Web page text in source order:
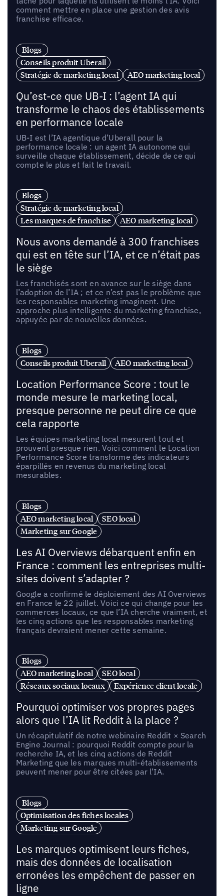
comment mettre en place une gestion des avis
franchise efficace.
Blogs
Conseils produit Uberall
Stratégie de marketing local
AEO marketing local
Qu’est-ce que UB-I : l’agent IA qui
transforme le chaos des établissements
en performance locale
UB-I est l’IA agentique d’Uberall pour la
performance locale : un agent IA autonome qui
surveille chaque établissement, décide de ce qui
compte le plus et fait le travail.
Blogs
Stratégie de marketing local
Les marques de franchise
AEO marketing local
Nous avons demandé à 300 franchises
qui est en tête sur l’IA, et ce n’était pas
le siège
Les franchisés sont en avance sur le siège dans
l’adoption de l’IA ; et ce n’est pas le problème que
les responsables marketing imaginent. Une
approche plus intelligente du marketing franchise,
appuyée par de nouvelles données.
Blogs
Conseils produit Uberall
AEO marketing local
Location Performance Score : tout le
monde mesure le marketing local,
presque personne ne peut dire ce que
cela rapporte
Les équipes marketing local mesurent tout et
prouvent presque rien. Voici comment le Location
Performance Score transforme des indicateurs
éparpillés en revenus du marketing local
mesurables.
Blogs
AEO marketing local
SEO local
Marketing sur Google
Les AI Overviews débarquent enfin en
France : comment les entreprises multi-
sites doivent s’adapter ?
Google a confirmé le déploiement des AI Overviews
en France le 22 juillet. Voici ce qui change pour les
commerces locaux, ce que l’IA cherche vraiment, et
les cinq actions que les responsables marketing
français devraient mener cette semaine.
Blogs
AEO marketing local
SEO local
Réseaux sociaux locaux
Expérience client locale
Pourquoi optimiser vos propres pages
alors que l’IA lit Reddit à la place ?
Un récapitulatif de notre webinaire Reddit × Search
Engine Journal : pourquoi Reddit compte pour la
recherche IA, et les cinq actions de Reddit
Marketing que les marques multi-établissements
peuvent mener pour être citées par l’IA.
Blogs
Optimisation des fiches locales
Marketing sur Google
Les marques optimisent leurs fiches,
mais des données de localisation
erronées les empêchent de passer en
ligne